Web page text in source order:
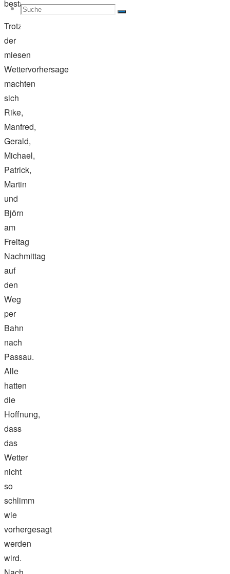
Suche
Suchen
nach:
Suche
bestand.
Trotz
der
miesen
Wettervorhersage
machten
sich
Rike,
Manfred,
Gerald,
Michael,
Patrick,
Martin
und
Björn
am
Freitag
Nachmittag
auf
den
Weg
per
Bahn
nach
Passau.
Alle
hatten
die
Hoffnung,
dass
das
Wetter
nicht
so
schlimm
wie
vorhergesagt
werden
wird.